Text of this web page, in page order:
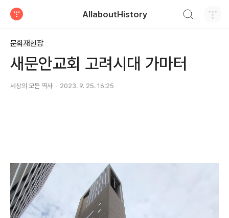
AllaboutHistory
문화재현장
새문안교회 고려시대 가마터
세상의 모든 역사 2023. 9. 25. 16:25